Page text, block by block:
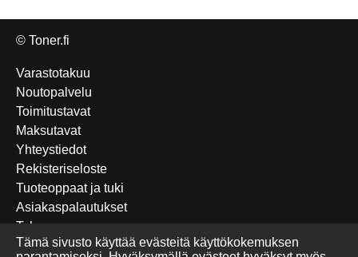
© Toner.fi
Varastotakuu
Noutopalvelu
Toimitustavat
Maksutavat
Yhteystiedot
Rekisteriseloste
Tuoteoppaat ja tuki
Asiakaspalautukset
Takuu
Edulliset Katun-tuotteet
Tämä sivusto käyttää evästeitä käyttökokemuksen